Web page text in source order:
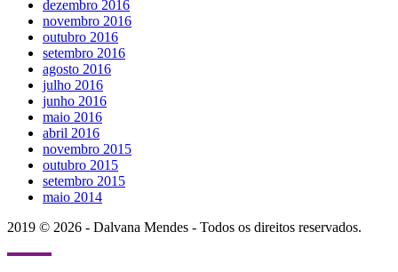
dezembro 2016
novembro 2016
outubro 2016
setembro 2016
agosto 2016
julho 2016
junho 2016
maio 2016
abril 2016
novembro 2015
outubro 2015
setembro 2015
maio 2014
2019 © 2026 - Dalvana Mendes - Todos os direitos reservados.